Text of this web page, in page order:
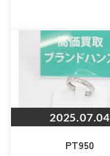
2025.07.04
PT950